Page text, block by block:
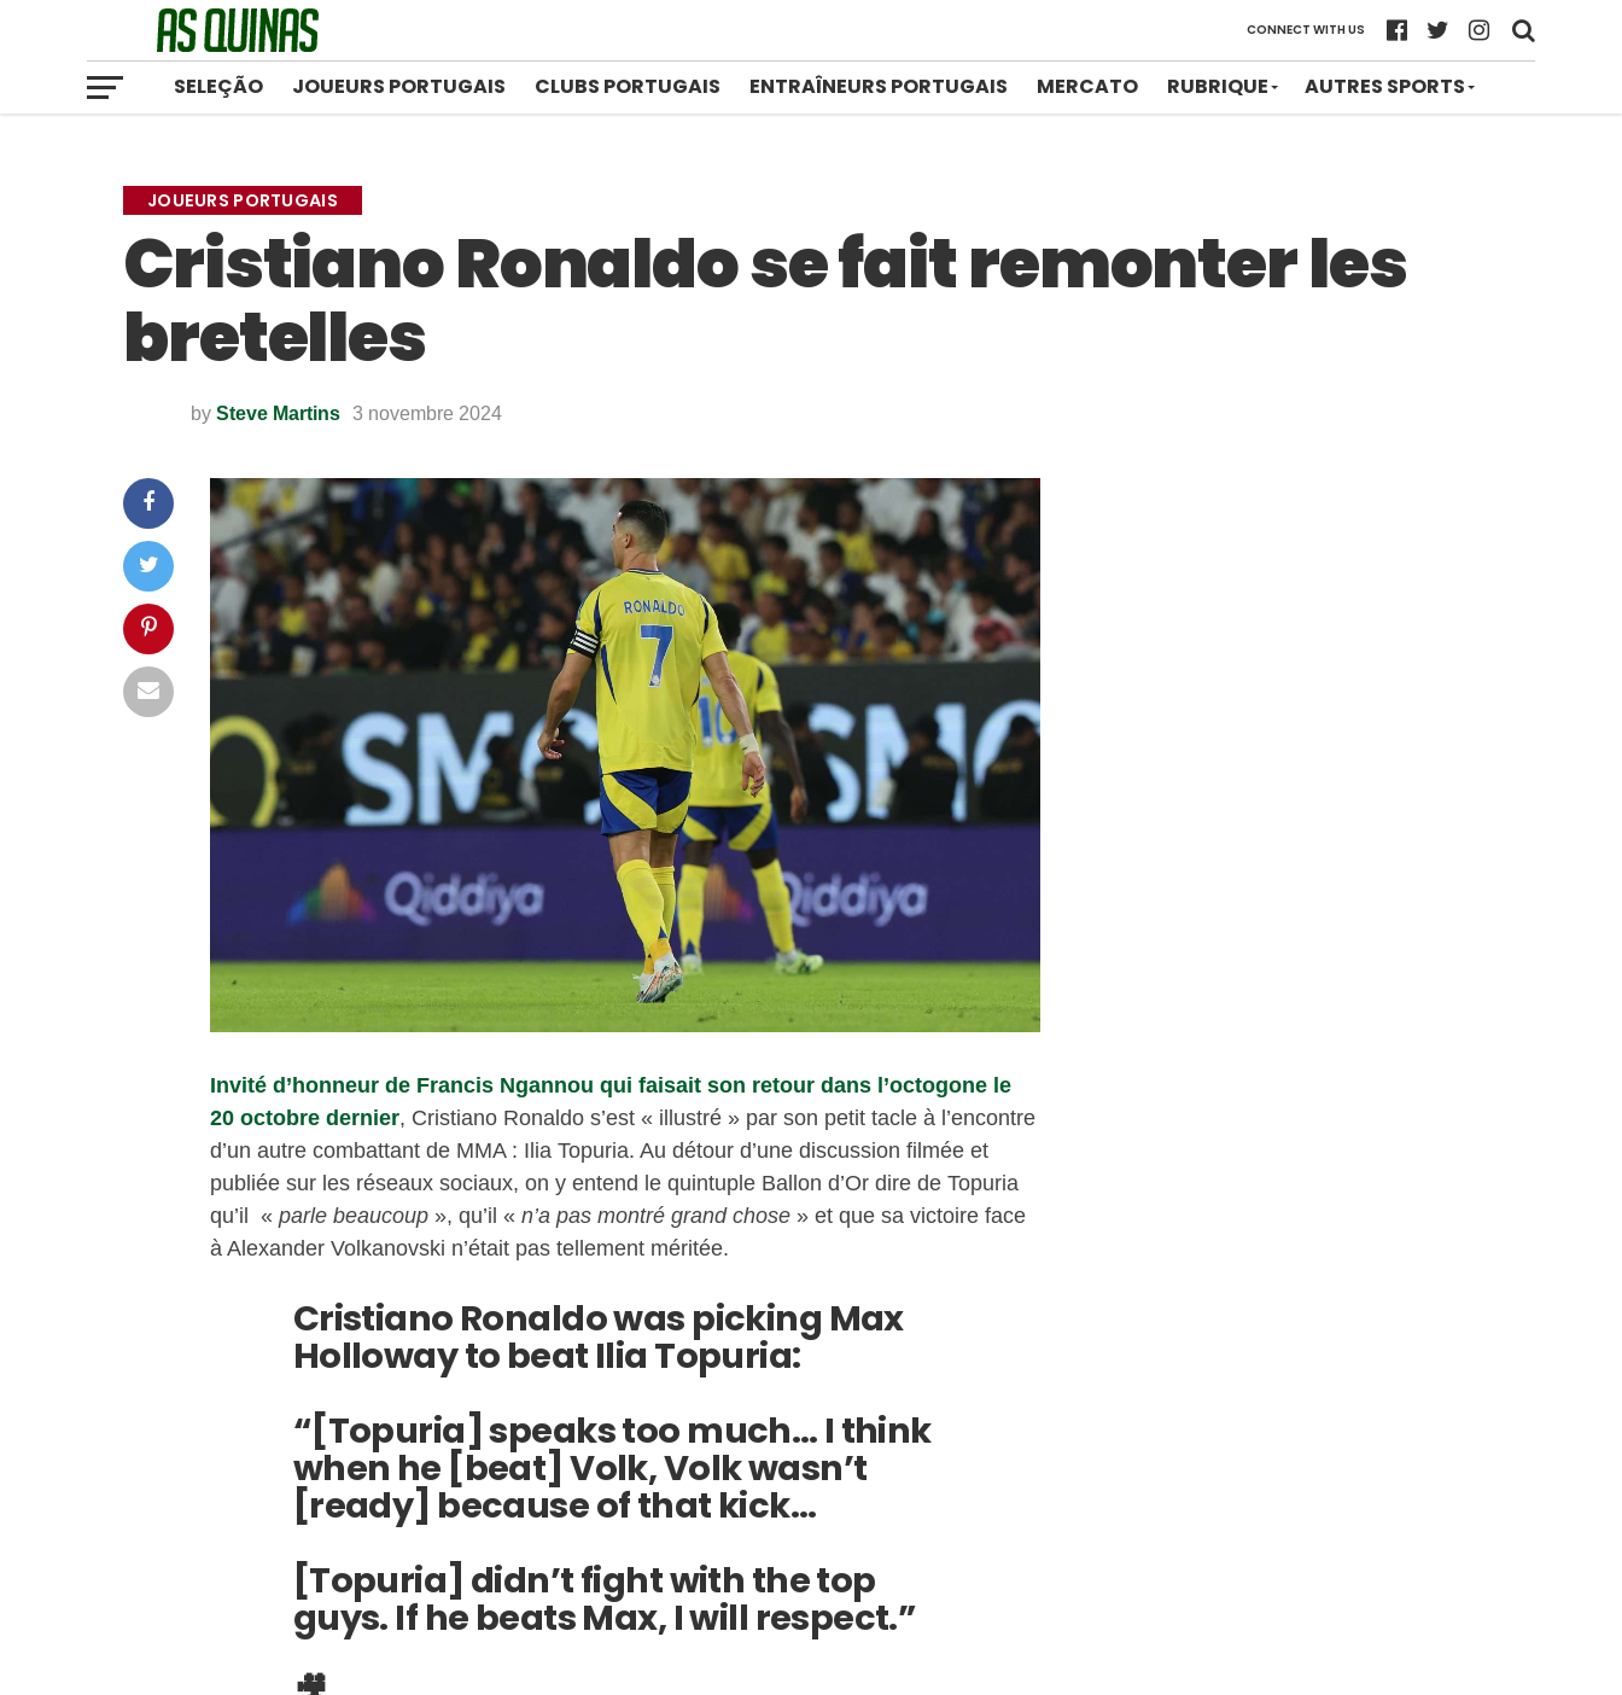
CONNECT WITH US
SELEÇÃO JOUEURS PORTUGAIS CLUBS PORTUGAIS ENTRAÎNEURS PORTUGAIS MERCATO RUBRIQUE AUTRES SPORTS
JOUEURS PORTUGAIS
Cristiano Ronaldo se fait remonter les
bretelles
by Steve Martins 3 novembre 2024
Invité d’honneur de Francis Ngannou qui faisait son retour dans l’octogone le
20 octobre dernier, Cristiano Ronaldo s’est « illustré » par son petit tacle à l’encontre
d’un autre combattant de MMA : Ilia Topuria. Au détour d’une discussion filmée et
publiée sur les réseaux sociaux, on y entend le quintuple Ballon d’Or dire de Topuria
qu’il « parle beaucoup », qu’il « n’a pas montré grand chose » et que sa victoire face
à Alexander Volkanovski n’était pas tellement méritée.
Cristiano Ronaldo was picking Max
Holloway to beat Ilia Topuria:
“[Topuria] speaks too much… I think
when he [beat] Volk, Volk wasn’t
[ready] because of that kick…
[Topuria] didn’t fight with the top
guys. If he beats Max, I will respect.”